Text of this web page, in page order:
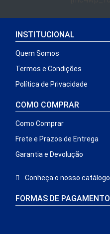
INSTITUCIONAL
Quem Somos
Termos e Condições
Política de Privacidade
COMO COMPRAR
Como Comprar
Frete e Prazos de Entrega
Garantia e Devolução
Conheça o nosso catálogo
FORMAS DE PAGAMENTO